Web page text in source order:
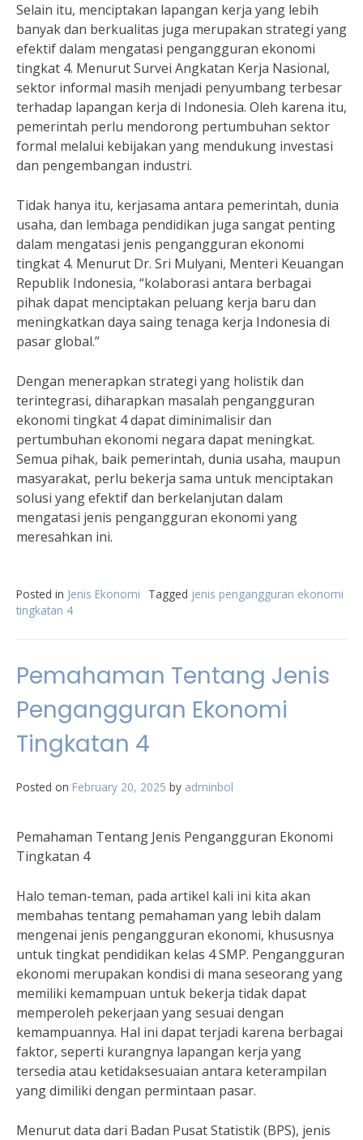
Selain itu, menciptakan lapangan kerja yang lebih
banyak dan berkualitas juga merupakan strategi yang
efektif dalam mengatasi pengangguran ekonomi
tingkat 4. Menurut Survei Angkatan Kerja Nasional,
sektor informal masih menjadi penyumbang terbesar
terhadap lapangan kerja di Indonesia. Oleh karena itu,
pemerintah perlu mendorong pertumbuhan sektor
formal melalui kebijakan yang mendukung investasi
dan pengembangan industri.
Tidak hanya itu, kerjasama antara pemerintah, dunia
usaha, dan lembaga pendidikan juga sangat penting
dalam mengatasi jenis pengangguran ekonomi
tingkat 4. Menurut Dr. Sri Mulyani, Menteri Keuangan
Republik Indonesia, “kolaborasi antara berbagai
pihak dapat menciptakan peluang kerja baru dan
meningkatkan daya saing tenaga kerja Indonesia di
pasar global.”
Dengan menerapkan strategi yang holistik dan
terintegrasi, diharapkan masalah pengangguran
ekonomi tingkat 4 dapat diminimalisir dan
pertumbuhan ekonomi negara dapat meningkat.
Semua pihak, baik pemerintah, dunia usaha, maupun
masyarakat, perlu bekerja sama untuk menciptakan
solusi yang efektif dan berkelanjutan dalam
mengatasi jenis pengangguran ekonomi yang
meresahkan ini.
Posted in Jenis Ekonomi Tagged jenis pengangguran ekonomi
tingkatan 4
Pemahaman Tentang Jenis
Pengangguran Ekonomi
Tingkatan 4
Posted on February 20, 2025 by adminbol
Pemahaman Tentang Jenis Pengangguran Ekonomi
Tingkatan 4
Halo teman-teman, pada artikel kali ini kita akan
membahas tentang pemahaman yang lebih dalam
mengenai jenis pengangguran ekonomi, khususnya
untuk tingkat pendidikan kelas 4 SMP. Pengangguran
ekonomi merupakan kondisi di mana seseorang yang
memiliki kemampuan untuk bekerja tidak dapat
memperoleh pekerjaan yang sesuai dengan
kemampuannya. Hal ini dapat terjadi karena berbagai
faktor, seperti kurangnya lapangan kerja yang
tersedia atau ketidaksesuaian antara keterampilan
yang dimiliki dengan permintaan pasar.
Menurut data dari Badan Pusat Statistik (BPS), jenis